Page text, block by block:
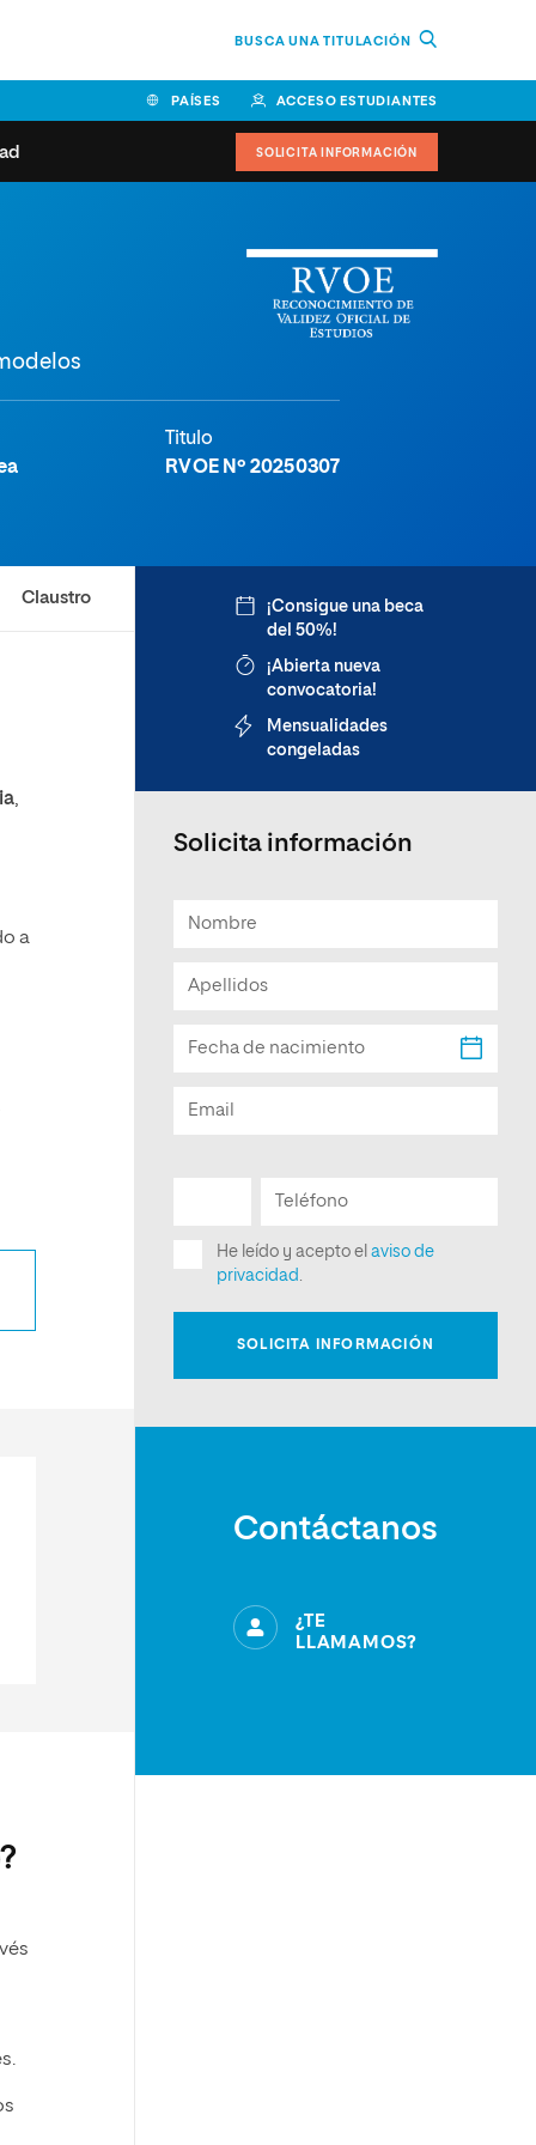
BUSCA UNA TITULACIÓN
PAÍSES
CANADÁ
ESPAÑA
GUATEMALA
PANAMÁ
ACCESO ESTUDIANTES
SOLICITA INFORMACIÓN
Titulo
RVOE Nº 20250307
Claustro
,
a
¡Consigue una beca
del 50%!
¡Abierta nueva
convocatoria!
Mensualidades
congeladas
Solicita información
Contáctanos
¿TE
LLAMAMOS?